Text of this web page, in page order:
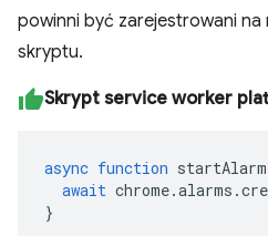
powinni być zarejestrowani na
skryptu.
Skrypt service worker
async function startAlarm
await chrome.alarms .
}